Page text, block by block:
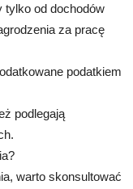
tylko od dochodów
za pracę
podatkiem
podlegają
warto skonsultować